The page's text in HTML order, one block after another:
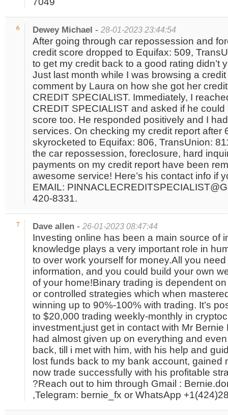
6 Dewey Michael - 28-01-2023 23:44:54
After going through car repossession and
credit score dropped to Equifax: 509,
to get my credit back to a good rating didn’t
Just last month while I was browsing a
comment by Laura on how she got her
CREDIT SPECIALIST. Immediately, I
CREDIT SPECIALIST and asked if he could
score too. He responded positively and I
services. On checking my credit report after
skyrocketed to Equifax: 806, TransUnion:
the car repossession, foreclosure, hard
payments on my credit report have been
awesome service! Here’s his contact info if
EMAIL:
420-8331.
7 Dave allen- 26-01-2023 08:47:44
Investing online has been a main source of
knowledge plays a very important role in
to over work yourself for money.All you
information, and you could build your own
of your home!Binary trading is dependent
or controlled strategies which when
winning up to 90%-100% with trading. It’s
to $20,000 trading weekly-monthly in
investment,just get in contact with Mr Bernie
had almost given up on everything and
back, till i met with him, with his help and
lost funds back to my bank account, gained
now trade successfully with his profitable
?Reach out to him through Gmail :
,Telegram: bernie_fx or WhatsApp